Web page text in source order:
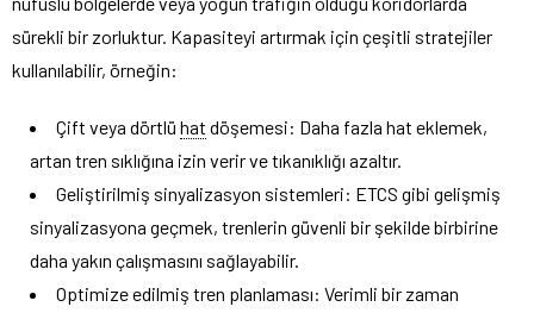
sürekli bir zorluktur. Kapasiteyi artırmak için çeşitli stratejiler
kullanılabilir, örneğin:
Çift veya dörtlü hat döşemesi: Daha fazla hat eklemek,
artan tren sıklığına izin verir ve tıkanıklığı azaltır.
Geliştirilmiş sinyalizasyon sistemleri: ETCS gibi gelişmiş
sinyalizasyona geçmek, trenlerin güvenli bir şekilde birbirine
daha yakın çalışmasını sağlayabilir.
Optimize edilmiş tren planlaması: Verimli bir zaman